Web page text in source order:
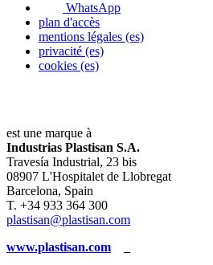
WhatsApp
plan d'accès
mentions légales (es)
privacité (es)
cookies (es)
est une marque à
Industrias Plastisan S.A.
Travesía Industrial, 23 bis
08907 L'Hospitalet de Llobregat
Barcelona, Spain
T. +34 933 364 300
plastisan@plastisan.com
www.plastisan.com